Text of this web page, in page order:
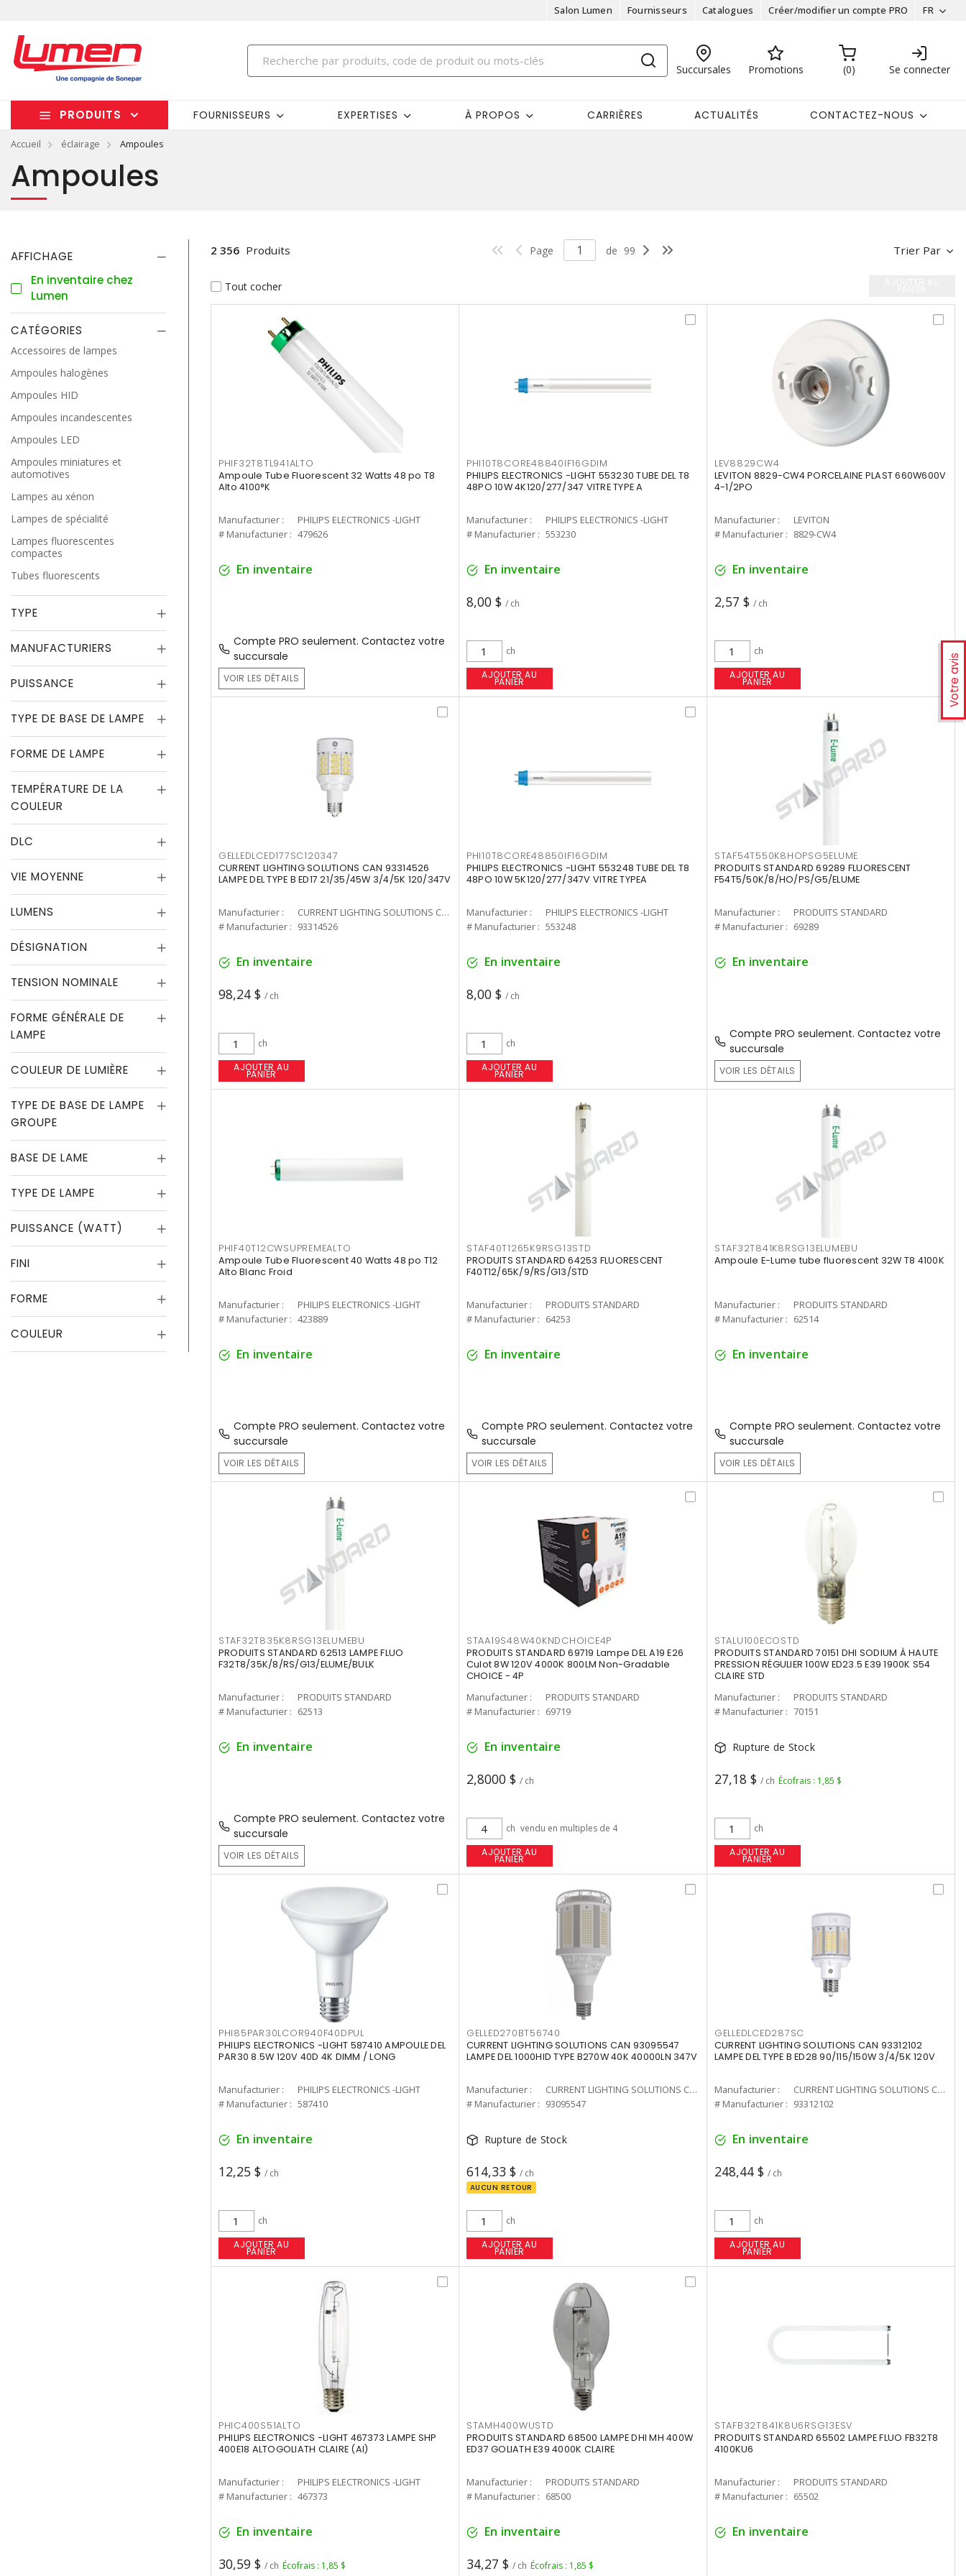
Salon Lumen Fournisseurs Catalogues Créer/modifier un compte PRO FR
Succursales Promotions 0 Se connecter
PRODUITS FOURNISSEURS EXPERTISES À PROPOS CARRIÈRES ACTUALITÉS CONTACTEZ-NOUS
Accueil éclairage Ampoules
Votre avis
Ampoules
AFFICHAGE
En inventaire chez
Lumen
CATÉGORIES
Accessoires de lampes
Ampoules halogènes
Ampoules HID
Ampoules incandescentes
Ampoules LED
Ampoules miniatures et
automotives
Lampes au xénon
Lampes de spécialité
Lampes fluorescentes
compactes
Tubes fluorescents
TYPE
MANUFACTURIERS
PUISSANCE
TYPE DE BASE DE LAMPE
FORME DE LAMPE
TEMPÉRATURE DE LA
COULEUR
DLC
VIE MOYENNE
LUMENS
DÉSIGNATION
TENSION NOMINALE
FORME GÉNÉRALE DE
LAMPE
COULEUR DE LUMIÈRE
TYPE DE BASE DE LAMPE
GROUPE
BASE DE LAME
TYPE DE LAMPE
PUISSANCE (WATT)
FINI
FORME
COULEUR
Trier Par
2 356 Produits Page de 99
Tout cocher
PHIF32T8TL941ALTO
Ampoule Tube Fluorescent 32 Watts 48 po T8
Alto 4100°K
Manufacturier :
PHILIPS ELECTRONICS -LIGHT
# Manufacturier : 479626
En inventaire
Compte PRO seulement. Contactez votre
succursale
VOIR LES DÉTAILS
PHI10T8CORE48840IF16GDIM
PHILIPS ELECTRONICS -LIGHT 553230 TUBE DEL T8
48PO 10W 4K120/277/347 VITRE TYPE A
Manufacturier :
PHILIPS ELECTRONICS -LIGHT
# Manufacturier : 553230
En inventaire
8,00 $ / ch
ch
AJOUTER AU
PANIER
LEV8829CW4
LEVITON 8829-CW4 PORCELAINE PLAST 660W600V
4-1/2PO
Manufacturier :
LEVITON
# Manufacturier : 8829-CW4
En inventaire
2,57 $ / ch
ch
AJOUTER AU
PANIER
GELLEDLCED177SC120347
CURRENT LIGHTING SOLUTIONS CAN 93314526
LAMPE DEL TYPE B ED17 21/35/45W 3/4/5K 120/347V
Manufacturier :
CURRENT LIGHTING SOLUTIONS CAN
# Manufacturier : 93314526
En inventaire
98,24 $ / ch
ch
AJOUTER AU
PANIER
PHI10T8CORE48850IF16GDIM
PHILIPS ELECTRONICS -LIGHT 553248 TUBE DEL T8
48PO 10W 5K120/277/347V VITRE TYPEA
Manufacturier :
PHILIPS ELECTRONICS -LIGHT
# Manufacturier : 553248
En inventaire
8,00 $ / ch
ch
AJOUTER AU
PANIER
STAF54T550K8HOPSG5ELUME
PRODUITS STANDARD 69289 FLUORESCENT
F54T5/50K/8/HO/PS/G5/ELUME
Manufacturier :
PRODUITS STANDARD
# Manufacturier : 69289
En inventaire
Compte PRO seulement. Contactez votre
succursale
VOIR LES DÉTAILS
PHIF40T12CWSUPREMEALTO
Ampoule Tube Fluorescent 40 Watts 48 po T12
Alto Blanc Froid
Manufacturier :
PHILIPS ELECTRONICS -LIGHT
# Manufacturier : 423889
En inventaire
Compte PRO seulement. Contactez votre
succursale
VOIR LES DÉTAILS
STAF40T1265K9RSG13STD
PRODUITS STANDARD 64253 FLUORESCENT
F40T12/65K/9/RS/G13/STD
Manufacturier :
PRODUITS STANDARD
# Manufacturier : 64253
En inventaire
Compte PRO seulement. Contactez votre
succursale
VOIR LES DÉTAILS
STAF32T841K8RSG13ELUMEBU
Ampoule E-Lume tube fluorescent 32W T8 4100K
Manufacturier :
PRODUITS STANDARD
# Manufacturier : 62514
En inventaire
Compte PRO seulement. Contactez votre
succursale
VOIR LES DÉTAILS
STAF32T835K8RSG13ELUMEBU
PRODUITS STANDARD 62513 LAMPE FLUO
F32T8/35K/8/RS/G13/ELUME/BULK
Manufacturier :
PRODUITS STANDARD
# Manufacturier : 62513
En inventaire
Compte PRO seulement. Contactez votre
succursale
VOIR LES DÉTAILS
STAA19S48W40KNDCHOICE4P
PRODUITS STANDARD 69719 Lampe DEL A19 E26
Culot 8W 120V 4000K 800LM Non-Gradable
CHOICE - 4P
Manufacturier :
PRODUITS STANDARD
# Manufacturier : 69719
En inventaire
2,8000 $ / ch
ch vendu en multiples de 4
AJOUTER AU
PANIER
STALU100ECOSTD
PRODUITS STANDARD 70151 DHI SODIUM À HAUTE
PRESSION RÉGULIER 100W ED23.5 E39 1900K S54
CLAIRE STD
Manufacturier :
PRODUITS STANDARD
# Manufacturier : 70151
Rupture de Stock
27,18 $ / ch Écofrais : 1,85 $
ch
AJOUTER AU
PANIER
PHI85PAR30LCOR940F40DPUL
PHILIPS ELECTRONICS -LIGHT 587410 AMPOULE DEL
PAR30 8.5W 120V 40D 4K DIMM / LONG
Manufacturier :
PHILIPS ELECTRONICS -LIGHT
# Manufacturier : 587410
En inventaire
12,25 $ / ch
ch
AJOUTER AU
PANIER
GELLED270BT56740
CURRENT LIGHTING SOLUTIONS CAN 93095547
LAMPE DEL 1000HID TYPE B270W 40K 40000LN 347V
Manufacturier :
CURRENT LIGHTING SOLUTIONS CAN
# Manufacturier : 93095547
Rupture de Stock
614,33 $ / ch
AUCUN RETOUR
ch
AJOUTER AU
PANIER
GELLEDLCED287SC
CURRENT LIGHTING SOLUTIONS CAN 93312102
LAMPE DEL TYPE B ED28 90/115/150W 3/4/5K 120V
Manufacturier :
CURRENT LIGHTING SOLUTIONS CAN
# Manufacturier : 93312102
En inventaire
248,44 $ / ch
ch
AJOUTER AU
PANIER
PHIC400S51ALTO
PHILIPS ELECTRONICS -LIGHT 467373 LAMPE SHP
400E18 ALTOGOLIATH CLAIRE (AI)
Manufacturier :
PHILIPS ELECTRONICS -LIGHT
# Manufacturier : 467373
En inventaire
30,59 $ / ch Écofrais : 1,85 $
STAMH400WUSTD
PRODUITS STANDARD 68500 LAMPE DHI MH 400W
ED37 GOLIATH E39 4000K CLAIRE
Manufacturier :
PRODUITS STANDARD
# Manufacturier : 68500
En inventaire
34,27 $ / ch Écofrais : 1,85 $
STAFB32T841K8U6RSG13ESV
PRODUITS STANDARD 65502 LAMPE FLUO FB32T8
4100KU6
Manufacturier :
PRODUITS STANDARD
# Manufacturier : 65502
En inventaire